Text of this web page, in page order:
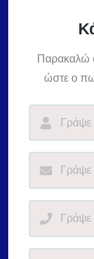
Παρακαλώ
ώστε ο